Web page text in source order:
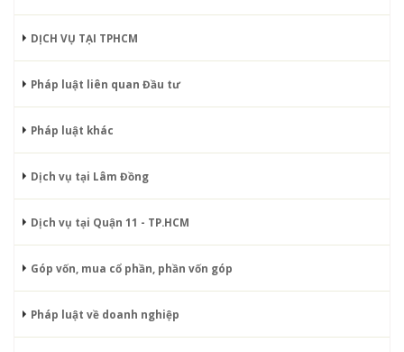
DỊCH VỤ TẠI TPHCM
Pháp luật liên quan Đầu tư
Pháp luật khác
Dịch vụ tại Lâm Đồng
Dịch vụ tại Quận 11 - TP.HCM
Góp vốn, mua cổ phần, phần vốn góp
Pháp luật về doanh nghiệp